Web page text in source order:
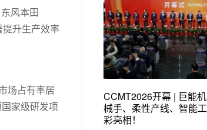
风本田
升生产效率
场占有率居
家级研发项
CCMT2026开幕 | 巨能
械手、柔性产线、智能
彩亮相！